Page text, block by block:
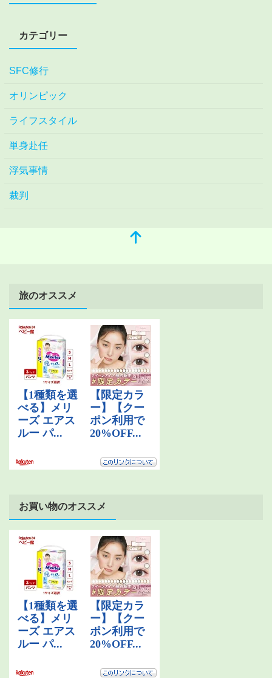
カテゴリー
SFC修行
オリンピック
ライフスタイル
単身赴任
浮気事情
裁判
旅のオススメ
お買い物のオススメ